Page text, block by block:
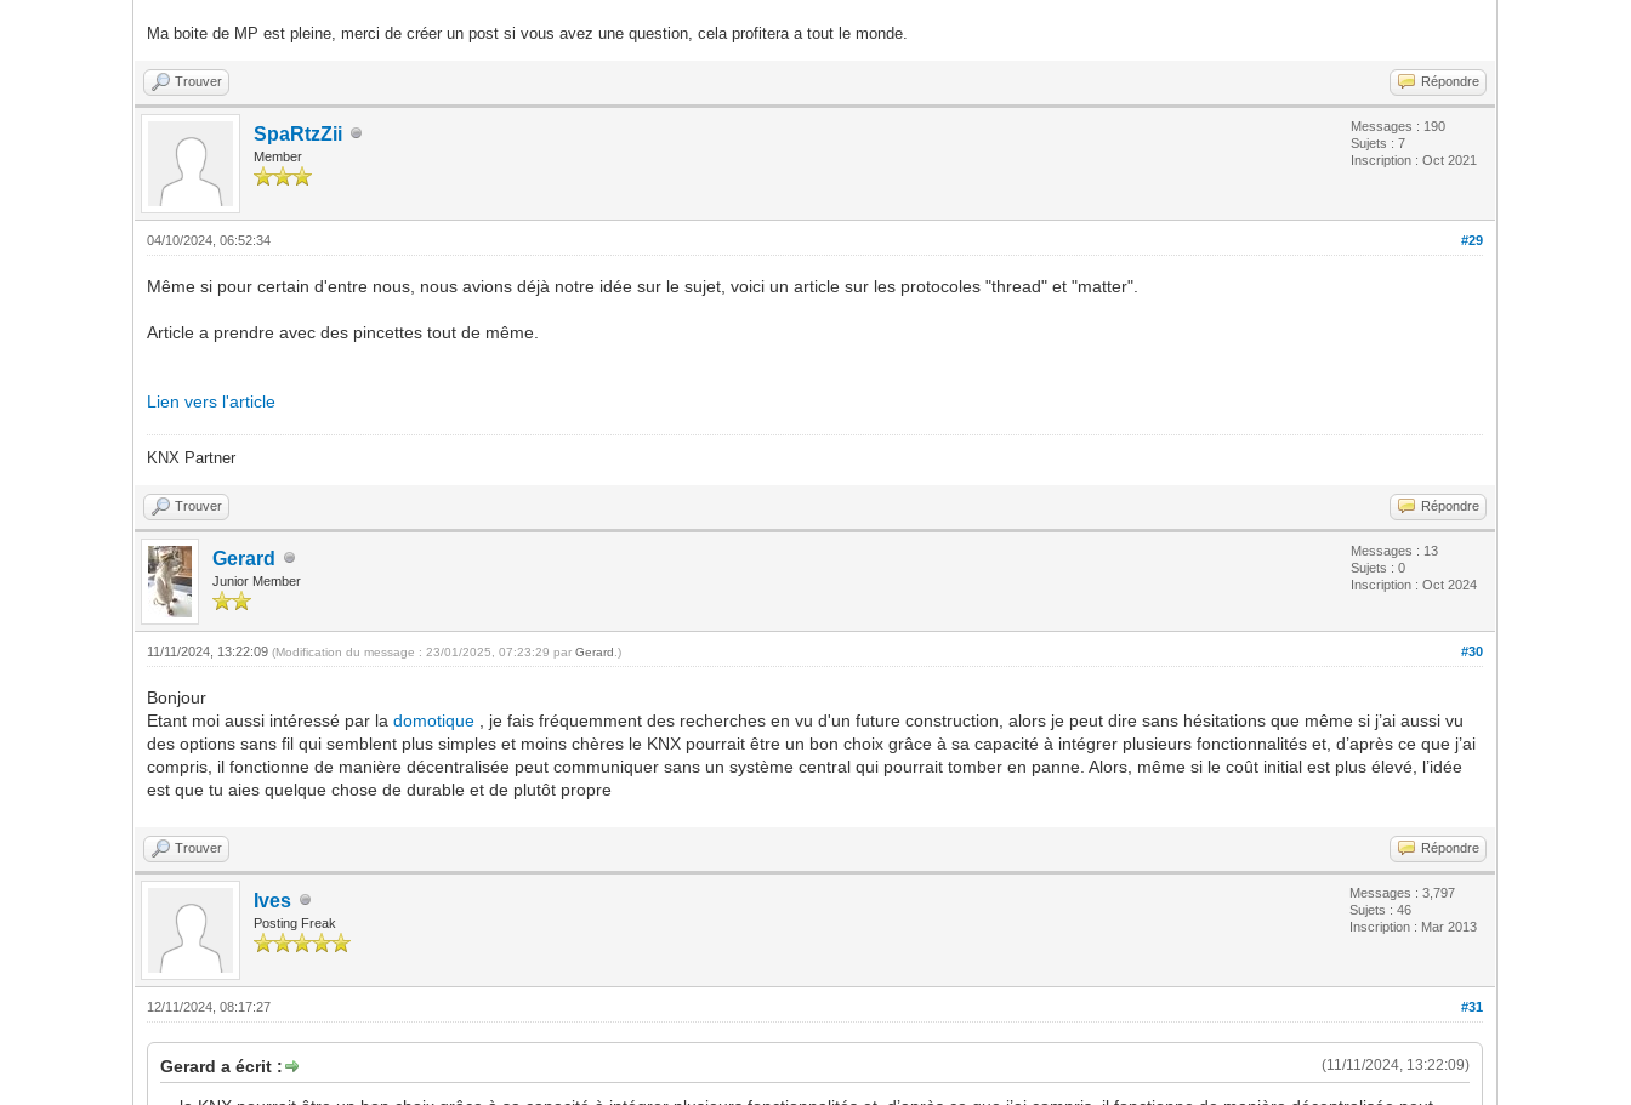
Ma boite de MP est pleine, merci de créer un post si vous avez une question, cela profitera a tout le monde.
Trouver Répondre
SpaRtzZii
Member
Messages : 190
Sujets : 7
Inscription : Oct 2021
#29
04/10/2024, 06:52:34
Même si pour certain d'entre nous, nous avions déjà notre idée sur le sujet, voici un article sur les protocoles "thread" et "matter".
Article a prendre avec des pincettes tout de même.
Lien vers l'article
KNX Partner
Trouver Répondre
Gerard
Junior Member
Messages : 13
Sujets : 0
Inscription : Oct 2024
#30
11/11/2024, 13:22:09(Modification du message : 23/01/2025, 07:23:29 parGerard .)
Bonjour
Etant moi aussi intéressé par ladomotique
, je fais fréquemment des recherches en vu d'un future construction, alors je peut dire sans hésitations que même si j’ai aussi vu
des options sans fil qui semblent plus simples et moins chères le KNX pourrait être un bon choix grâce à sa capacité à intégrer plusieurs fonctionnalités et, d’après ce que j’ai
compris, il fonctionne de manière décentralisée peut communiquer sans un système central qui pourrait tomber en panne. Alors, même si le coût initial est plus élevé, l’idée
est que tu aies quelque chose de durable et de plutôt propre
Trouver Répondre
Ives
Posting Freak
Messages : 3,797
Sujets : 46
Inscription : Mar 2013
#31
12/11/2024, 08:17:27
(11/11/2024, 13:22:09)
Gerard a écrit :